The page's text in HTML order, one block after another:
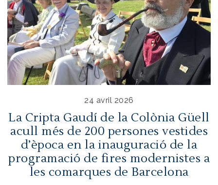
24 avril 2026
La Cripta Gaudí de la Colònia Güell
acull més de 200 persones vestides
d’època en la inauguració de la
programació de fires modernistes a
les comarques de Barcelona